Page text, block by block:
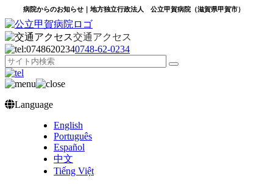
病院からのお知らせ｜地方独立行政法人 公立甲賀病院（滋賀県甲賀市）
交通アクセス
0748‐62‐0234
Language
English
Português
Español
中文
Tiếng Việt